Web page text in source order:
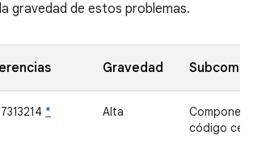
gravedad de estos problemas.
Gravedad
* Alta
código